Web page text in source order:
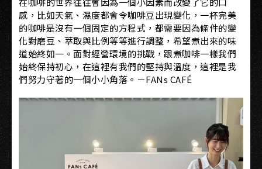
感，比如天氣、濕度都會令咖啡豆出現變化，一杯完美
的咖啡是沒有一個固定的方程式，都需要因為條件的變
化對磨豆、萃取與比例等等進行調整，希望煮出來的味
道始終如一。面對經營環境的挑戰，跟煮咖啡一樣我們
始終保持初心，在這裡有我們的堅持與溫度，這裡是我
們努力守著的一個小小角落。－FANs CAFÉ